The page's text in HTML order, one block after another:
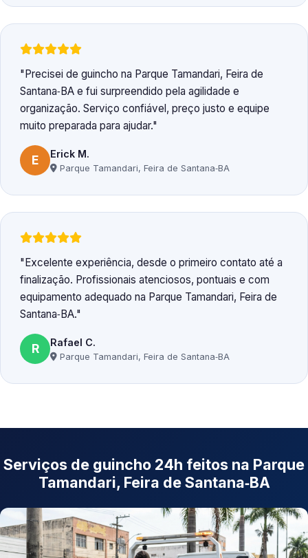
Precisei de guincho na Parque Tamandari, Feira de
Santana‑BA e fui surpreendido pela agilidade e
organização. Serviço confiável, preço justo e equipe
muito preparada para ajudar.
E Erick M.
Parque Tamandari, Feira de Santana‑BA
Excelente experiência, desde o primeiro contato até a
finalização. Profissionais atenciosos, pontuais e com
equipamento adequado na Parque Tamandari, Feira de
Santana‑BA.
R Rafael C.
Parque Tamandari, Feira de Santana‑BA
Serviços de guincho 24h feitos na Parque
Tamandari, Feira de Santana‑BA